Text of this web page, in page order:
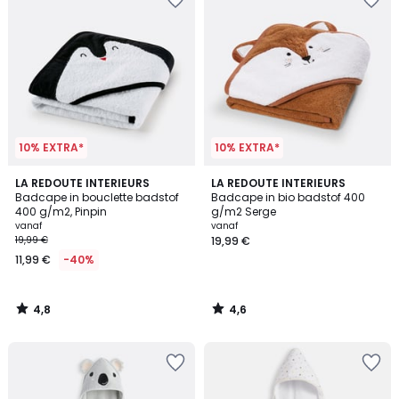
10% EXTRA*
LA REDOUTE INTERIEURS
Badcape in bouclette badstof
400 g/m2, Pinpin
vanaf
19,99 €
11,99 € -40%
4,8
/ 5
4,8
/
10% EXTRA*
LA REDOUTE INTERIEURS
Badcape in bio badstof 400
g/m2 Serge
vanaf
19,99 €
4,6
/ 5
4,6
/